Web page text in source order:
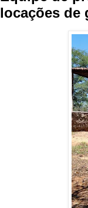
locações de